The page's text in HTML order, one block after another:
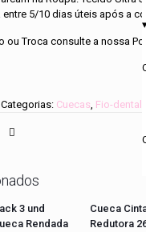
5/10 dias úteis após a
ou Troca consulte a nossa
Categorias: Cuecas, Fio-dental
3 und
Rendada
Cueca
Redutora